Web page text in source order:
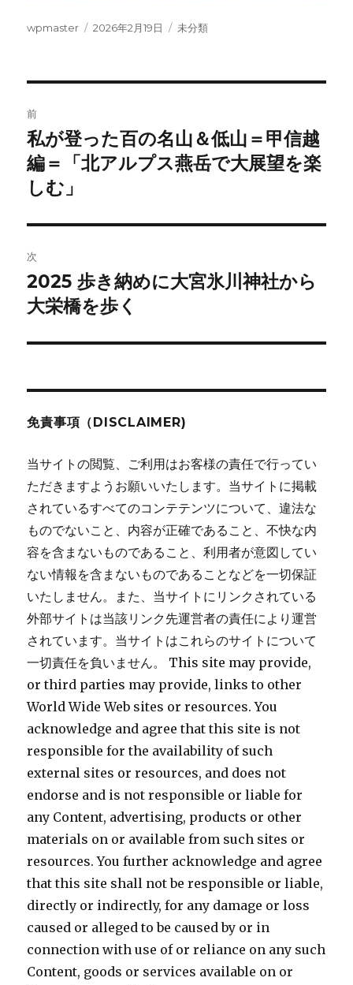
投
wpmaster
投
2026年2月19日
カ
未分類
稿
ナ
ビ
ゲ
ー
シ
前
前
の
投
私が登った百の名山＆低山＝甲信越
編＝「北アルプス燕岳で大展望を楽
しむ」
次
次
の
稿:
2025 歩き納めに大宮氷川神社から
大栄橋を歩く
免責事項（DISCLAIMER)
当サイトの閲覧、ご利用はお客様の責任で行ってい
ただきますようお願いいたします。当サイトに掲載
されているすべてのコンテテンツについて、違法な
ものでないこと、内容が正確であること、不快な内
容を含まないものであること、利用者が意図してい
ない情報を含まないものであることなどを一切保証
いたしません。また、当サイトにリンクされている
外部サイトは当該リンク先運営者の責任により運営
されています。当サイトはこれらのサイトについて
一切責任を負いません。 This site may provide,
or third parties may provide, links to other
World Wide Web sites or resources. You
acknowledge and agree that this site is not
responsible for the availability of such
external sites or resources, and does not
endorse and is not responsible or liable for
any Content, advertising, products or other
materials on or available from such sites or
resources. You further acknowledge and agree
that this site shall not be responsible or liable,
directly or indirectly, for any damage or loss
caused or alleged to be caused by or in
connection with use of or reliance on any such
Content, goods or services available on or